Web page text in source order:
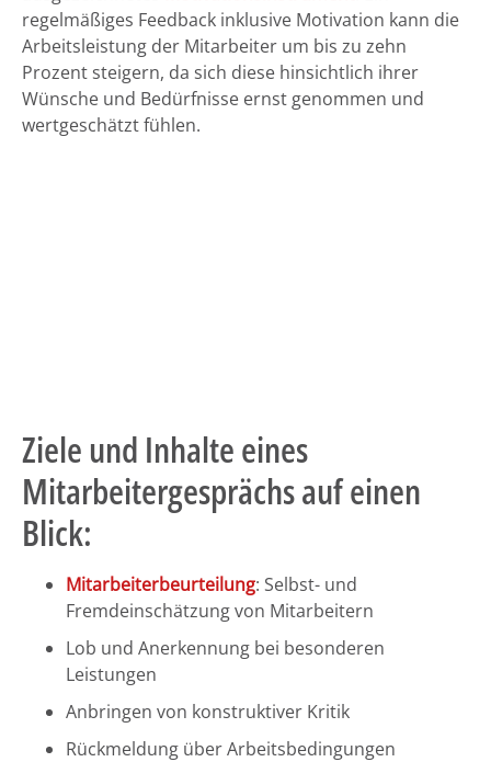
regelmäßiges Feedback inklusive Motivation kann die
Arbeitsleistung der Mitarbeiter um bis zu zehn
Prozent steigern, da sich diese hinsichtlich ihrer
Wünsche und Bedürfnisse ernst genommen und
wertgeschätzt fühlen.
Ziele und Inhalte eines
Mitarbeitergesprächs auf einen
Blick:
Mitarbeiterbeurteilung: Selbst- und
Fremdeinschätzung von Mitarbeitern
Lob und Anerkennung bei besonderen
Leistungen
Anbringen von konstruktiver Kritik
Rückmeldung über Arbeitsbedingungen